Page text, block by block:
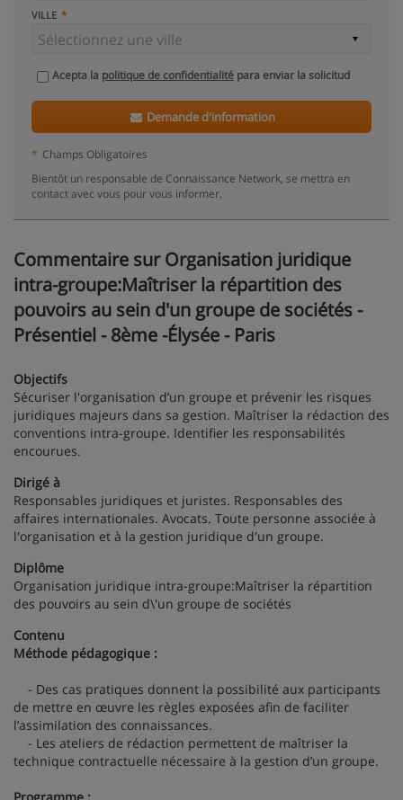
VILLE
Acepta la politique de confidentialité para enviar la solicitud
Demande d'information
* Champs Obligatoires
Bientôt un responsable de Connaissance Network, se mettra en
contact avec vous pour vous informer.
Commentaire sur Organisation juridique
intra-groupe:Maîtriser la répartition des
pouvoirs au sein d'un groupe de sociétés -
Présentiel - 8ème -Élysée - Paris
Objectifs
Sécuriser l'organisation d’un groupe et prévenir les risques
juridiques majeurs dans sa gestion. Maîtriser la rédaction des
conventions intra-groupe. Identifier les responsabilités
encourues.
Dirigé à
Responsables juridiques et juristes. Responsables des
affaires internationales. Avocats. Toute personne associée à
l'organisation et à la gestion juridique d'un groupe.
Diplôme
Organisation juridique intra-groupe:Maîtriser la répartition
des pouvoirs au sein d\'un groupe de sociétés
Contenu
Méthode pédagogique :
- Des cas pratiques donnent la possibilité aux participants
de mettre en œuvre les règles exposées afin de faciliter
l’assimilation des connaissances.
- Les ateliers de rédaction permettent de maîtriser la
technique contractuelle nécessaire à la gestion d’un groupe.